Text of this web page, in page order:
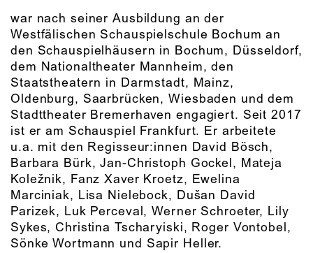
war nach seiner Ausbildung an der
Westfälischen Schauspielschule Bochum an
den Schauspielhäusern in Bochum, Düsseldorf,
dem Nationaltheater Mannheim, den
Staatstheatern in Darmstadt, Mainz,
Oldenburg, Saarbrücken, Wiesbaden und dem
Stadttheater Bremerhaven engagiert. Seit 2017
ist er am Schauspiel Frankfurt. Er arbeitete
u.a. mit den Regisseur:innen David Bösch,
Barbara Bürk, Jan-Christoph Gockel, Mateja
Koležnik, Fanz Xaver Kroetz, Ewelina
Marciniak, Lisa Nielebock, Dušan David
Parizek, Luk Perceval, Werner Schroeter, Lily
Sykes, Christina Tscharyiski, Roger Vontobel,
Sönke Wortmann und Sapir Heller.